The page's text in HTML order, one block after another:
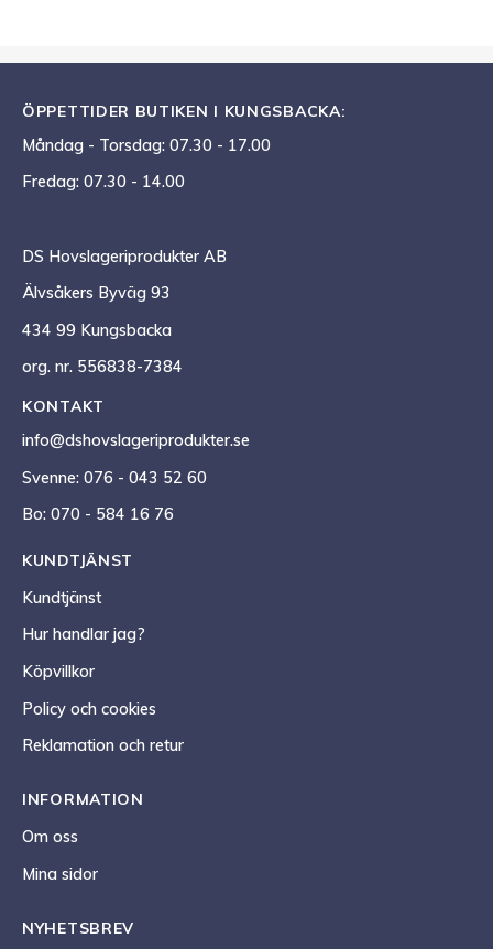
ÖPPETTIDER BUTIKEN I KUNGSBACKA:
Måndag - Torsdag: 07.30 - 17.00
Fredag: 07.30 - 14.00
DS Hovslageriprodukter AB
Älvsåkers Byväg 93
434 99 Kungsbacka
org. nr. 556838-7384
KONTAKT
info@dshovslageriprodukter.se
Svenne: 076 - 043 52 60
Bo: 070 - 584 16 76
KUNDTJÄNST
Kundtjänst
Hur handlar jag?
Köpvillkor
Policy och cookies
Reklamation och retur
INFORMATION
Om oss
Mina sidor
NYHETSBREV